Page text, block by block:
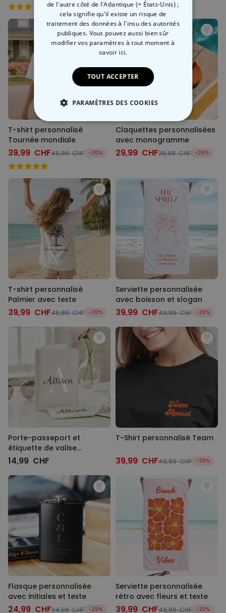
T-shirt personnalisé
Tournée mondiale
39,99 CHF49,99 CHF -20%
Claquettes personnalisées
avec monogramme
29,99 CHF39,99 CHF -25%
T-shirt personnalisé
Palmier avec texte
39,99 CHF49,99 CHF -20%
Serviette personnalisée
avec boisson et slogan
39,99 CHF49,99 CHF -20%
Porte-passeport et
étiquette de valise
personnalisés avec
14,99 CHF
T-Shirt personnalisé Team
39,99 CHF49,99 CHF -20%
Flasque personnalisée
avec initiales et texte
24,99 CHF34,99 CHF -29%
Serviette personnalisée
rétro avec fleurs et texte
39,99 CHF49,99 CHF -20%
de l'autre côté de l'Atlantique (= États-Unis) ;
cela signifie qu'il existe un risque de
traitement des données à l'insu des autorités
publiques. Vous pouvez aussi bien sûr
modifier vos paramètres à tout momentà
savoir ici.
TOUT ACCEPTER
PARAMÈTRES DES COOKIES
STRICTEMENT NÉCESSAIRE
PERFORMANCE
NON CLASSÉ